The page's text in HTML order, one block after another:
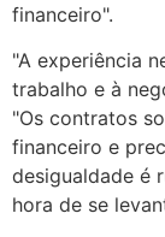
financeiro".
"A experiência
trabalho e à
"Os contratos
financeiro e
desigualdade é
hora de se